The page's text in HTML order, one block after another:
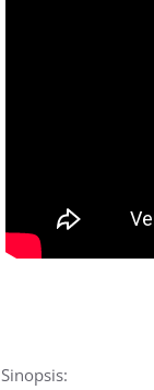
Sinopsis: